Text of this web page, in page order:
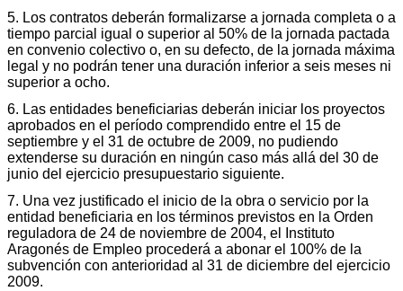
5. Los contratos deberán formalizarse a jornada completa o a
tiempo parcial igual o superior al 50% de la jornada pactada
en convenio colectivo o, en su defecto, de la jornada máxima
legal y no podrán tener una duración inferior a seis meses ni
superior a ocho.
6. Las entidades beneficiarias deberán iniciar los proyectos
aprobados en el período comprendido entre el 15 de
septiembre y el 31 de octubre de 2009, no pudiendo
extenderse su duración en ningún caso más allá del 30 de
junio del ejercicio presupuestario siguiente.
7. Una vez justificado el inicio de la obra o servicio por la
entidad beneficiaria en los términos previstos en la Orden
reguladora de 24 de noviembre de 2004, el Instituto
Aragonés de Empleo procederá a abonar el 100% de la
subvención con anterioridad al 31 de diciembre del ejercicio
2009.